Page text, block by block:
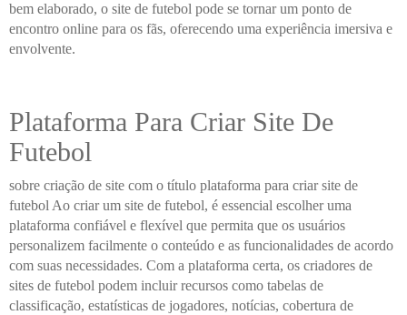
bem elaborado, o site de futebol pode se tornar um ponto de
encontro online para os fãs, oferecendo uma experiência imersiva e
envolvente.
Plataforma Para Criar Site De
Futebol
sobre criação de site com o título plataforma para criar site de
futebol Ao criar um site de futebol, é essencial escolher uma
plataforma confiável e flexível que permita que os usuários
personalizem facilmente o conteúdo e as funcionalidades de acordo
com suas necessidades. Com a plataforma certa, os criadores de
sites de futebol podem incluir recursos como tabelas de
classificação, estatísticas de jogadores, notícias, cobertura de